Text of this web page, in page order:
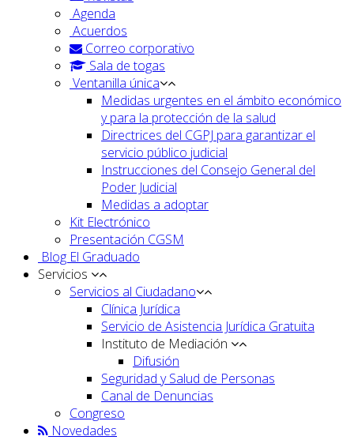
Agenda
Acuerdos
Correo corporativo
Sala de togas
Ventanilla única
Medidas urgentes en el ámbito económico
y para la protección de la salud
Directrices del CGPJ para garantizar el
servicio público judicial
Instrucciones del Consejo General del
Poder Judicial
Medidas a adoptar
Kit Electrónico
Presentación CGSM
Blog El Graduado
Servicios
Servicios al Ciudadano
Clínica Jurídica
Servicio de Asistencia Jurídica Gratuita
Instituto de Mediación
Difusión
Seguridad y Salud de Personas
Canal de Denuncias
Congreso
Novedades